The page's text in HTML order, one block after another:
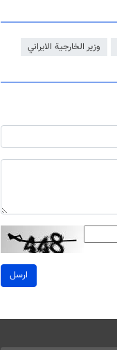
وزير الخارجية الايراني
ارسل